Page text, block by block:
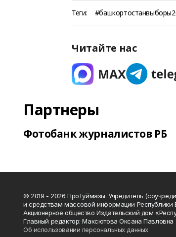
Теги:
Читайте нас
Партнеры
Фотобанк журналистов РБ
© 2019 - 2026 ПроТуймазы. Учредитель
и средствам массовой информации Республики
Акционерное общество Издательский дом
Главный редактор: Максютова Оксана Павловна
Об использовании персональных данных